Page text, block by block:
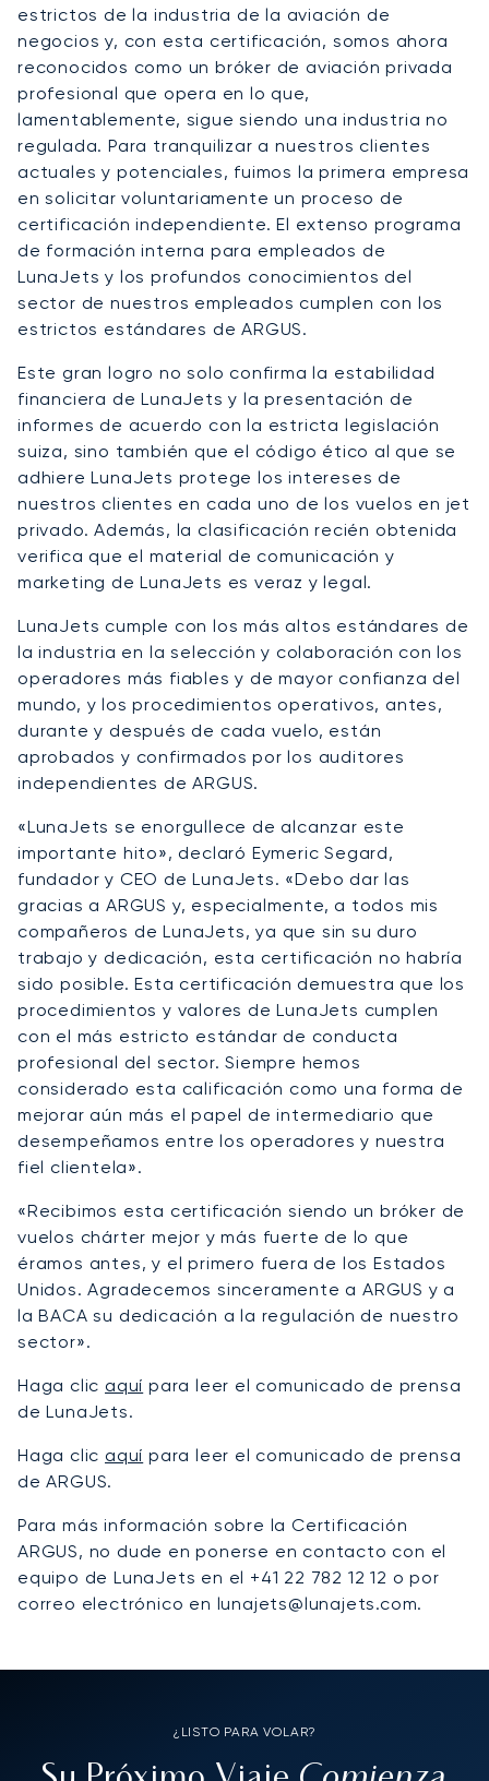
estrictos de la industria de la aviación de
negocios y, con esta certificación, somos ahora
reconocidos como un bróker de aviación privada
profesional que opera en lo que,
lamentablemente, sigue siendo una industria no
regulada. Para tranquilizar a nuestros clientes
actuales y potenciales, fuimos la primera empresa
en solicitar voluntariamente un proceso de
certificación independiente. El extenso programa
de formación interna para empleados de
LunaJets y los profundos conocimientos del
sector de nuestros empleados cumplen con los
estrictos estándares de ARGUS.
Este gran logro no solo confirma la estabilidad
financiera de LunaJets y la presentación de
informes de acuerdo con la estricta legislación
suiza, sino también que el código ético al que se
adhiere LunaJets protege los intereses de
nuestros clientes en cada uno de los vuelos en jet
privado. Además, la clasificación recién obtenida
verifica que el material de comunicación y
marketing de LunaJets es veraz y legal.
LunaJets cumple con los más altos estándares de
la industria en la selección y colaboración con los
operadores más fiables y de mayor confianza del
mundo, y los procedimientos operativos, antes,
durante y después de cada vuelo, están
aprobados y confirmados por los auditores
independientes de ARGUS.
«LunaJets se enorgullece de alcanzar este
importante hito», declaró Eymeric Segard,
fundador y CEO de LunaJets. «Debo dar las
gracias a ARGUS y, especialmente, a todos mis
compañeros de LunaJets, ya que sin su duro
trabajo y dedicación, esta certificación no habría
sido posible. Esta certificación demuestra que los
procedimientos y valores de LunaJets cumplen
con el más estricto estándar de conducta
profesional del sector. Siempre hemos
considerado esta calificación como una forma de
mejorar aún más el papel de intermediario que
desempeñamos entre los operadores y nuestra
fiel clientela».
«Recibimos esta certificación siendo un bróker de
vuelos chárter mejor y más fuerte de lo que
éramos antes, y el primero fuera de los Estados
Unidos. Agradecemos sinceramente a ARGUS y a
la BACA su dedicación a la regulación de nuestro
sector».
Haga clic aquí para leer el comunicado de prensa
de LunaJets.
Haga clic aquí para leer el comunicado de prensa
de ARGUS.
Para más información sobre la Certificación
ARGUS, no dude en ponerse en contacto con el
equipo de LunaJets en el +41 22 782 12 12 o por
correo electrónico en lunajets@lunajets.com.
¿LISTO PARA VOLAR?